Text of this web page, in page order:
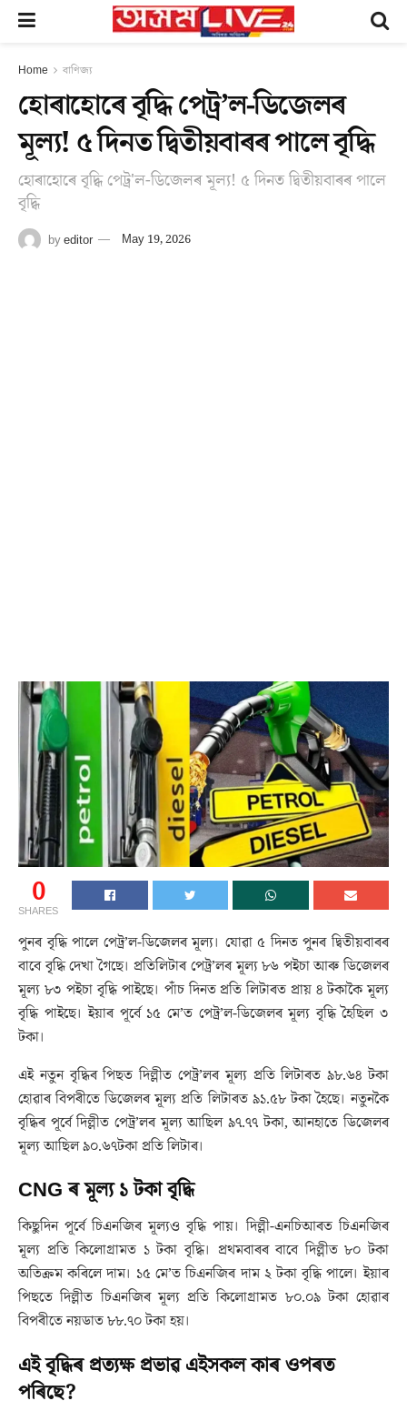
Home বাণিজ্য
হোৰাহোৰে বৃদ্ধি পেট্ৰ’ল-ডিজেলৰ
মূল্য! ৫ দিনত দ্বিতীয়বাৰৰ পালে বৃদ্ধি
হোৰাহোৰে বৃদ্ধি পেট্ৰ'ল-ডিজেলৰ মূল্য! ৫ দিনত দ্বিতীয়বাৰৰ পালে
বৃদ্ধি
byeditor May 19, 2026
0
SHARES
পুনৰ বৃদ্ধি পালে পেট্ৰ’ল-ডিজেলৰ মূল্য। যোৱা ৫ দিনত পুনৰ দ্বিতীয়বাৰৰ
বাবে বৃদ্ধি দেখা গৈছে। প্ৰতিলিটাৰ পেট্ৰ’লৰ মূল্য ৮৬ পইচা আৰু ডিজেলৰ
মূল্য ৮৩ পইচা বৃদ্ধি পাইছে। পাঁচ দিনত প্ৰতি লিটাৰত প্ৰায় ৪ টকাকৈ মূল্য
বৃদ্ধি পাইছে। ইয়াৰ পূৰ্বে ১৫ মে’ত পেট্ৰ’ল-ডিজেলৰ মূল্য বৃদ্ধি হৈছিল ৩
টকা।
এই নতুন বৃদ্ধিৰ পিছত দিল্লীত পেট্ৰ’লৰ মূল্য প্ৰতি লিটাৰত ৯৮.৬৪ টকা
হোৱাৰ বিপৰীতে ডিজেলৰ মূল্য প্ৰতি লিটাৰত ৯১.৫৮ টকা হৈছে। নতুনকৈ
বৃদ্ধিৰ পূৰ্বে দিল্লীত পেট্ৰ’লৰ মূল্য আছিল ৯৭.৭৭ টকা, আনহাতে ডিজেলৰ
মূল্য আছিল ৯০.৬৭টকা প্ৰতি লিটাৰ।
CNG ৰ মূল্য ১ টকা বৃদ্ধি
কিছুদিন পূৰ্বে চিএনজিৰ মূল্যও বৃদ্ধি পায়। দিল্লী-এনচিআৰত চিএনজিৰ
মূল্য প্ৰতি কিলোগ্ৰামত ১ টকা বৃদ্ধি। প্ৰথমবাৰৰ বাবে দিল্লীত ৮০ টকা
অতিক্ৰম কৰিলে দাম। ১৫ মে’ত চিএনজিৰ দাম ২ টকা বৃদ্ধি পালে। ইয়াৰ
পিছতে দিল্লীত চিএনজিৰ মূল্য প্ৰতি কিলোগ্ৰামত ৮০.০৯ টকা হোৱাৰ
বিপৰীতে নয়ডাত ৮৮.৭০ টকা হয়।
এই বৃদ্ধিৰ প্ৰত্যক্ষ প্ৰভাৱ এইসকল কাৰ ওপৰত
পৰিছে?